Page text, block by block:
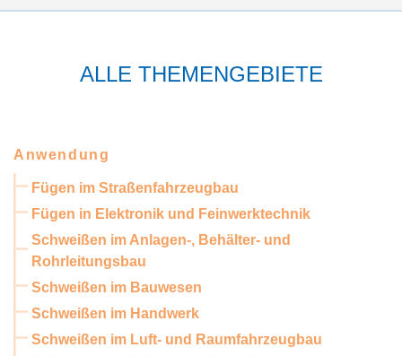
ALLE THEMENGEBIETE
Anwendung
Fügen im Straßenfahrzeugbau
Fügen in Elektronik und Feinwerktechnik
Schweißen im Anlagen-, Behälter- und
Rohrleitungsbau
Schweißen im Bauwesen
Schweißen im Handwerk
Schweißen im Luft- und Raumfahrzeugbau